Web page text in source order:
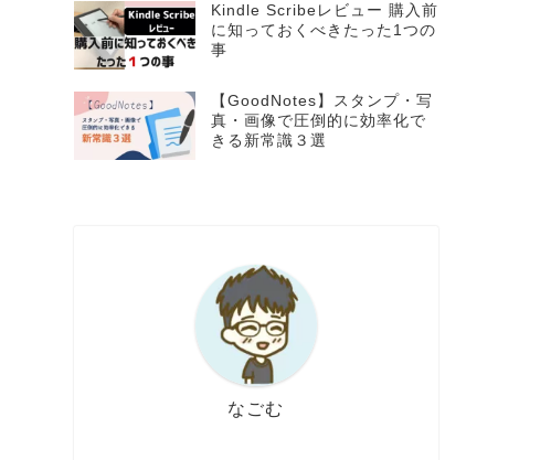
Kindle Scribeレビュー 購入前
に知っておくべきたった1つの
事
【GoodNotes】スタンプ・写
真・画像で圧倒的に効率化で
きる新常識３選
なごむ